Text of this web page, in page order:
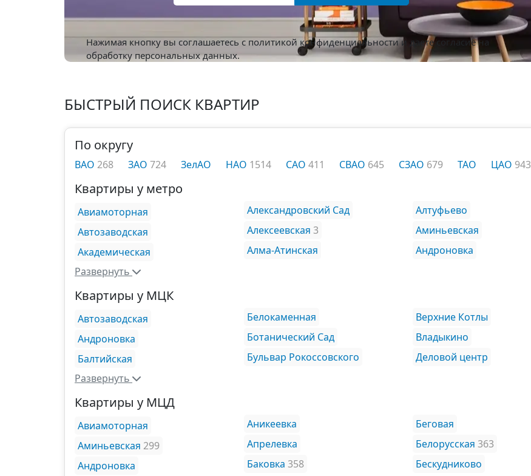
Нажимая кнопку вы соглашаетесь с политикой конфиденциальностии даете согласие на
обработку персональных данных.
БЫСТРЫЙ ПОИСК КВАРТИР
По округу
ВАО 268 ЗАО 724 ЗелАО НАО 1514 САО 411 СВАО 645 СЗАО 679 ТАО ЦАО 943
Квартиры у метро
Авиамоторная
Автозаводская
Академическая
Александровский Сад
Алексеевская 3
Алма-Атинская
Алтуфьево
Аминьевская
Андроновка
Развернуть
Квартиры у МЦК
Автозаводская
Андроновка
Балтийская
Белокаменная
Ботанический Сад
Бульвар Рокоссовского
Верхние Котлы
Владыкино
Деловой центр
Развернуть
Квартиры у МЦД
Авиамоторная
Аминьевская 299
Андроновка
Аникеевка
Апрелевка
Баковка 358
Беговая
Белорусская 363
Бескудниково